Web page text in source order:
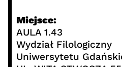
Miejsce:
AULA 1.43
Wydział Filologiczny
Uniwersytetu